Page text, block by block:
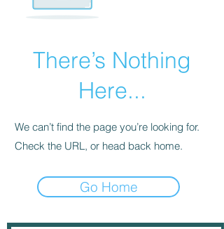
There’s Nothing
Here...
We can’t find the page you’re looking for.
Check the URL, or head back home.
Go Home